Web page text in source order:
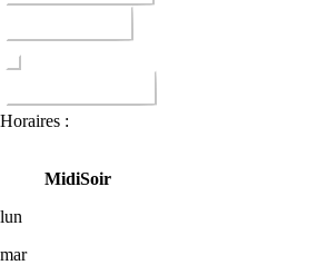
Horaires :
MidiSoir
lun
mar